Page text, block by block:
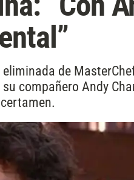
de
compañero Andy